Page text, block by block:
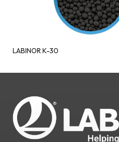
LABINOR K-30